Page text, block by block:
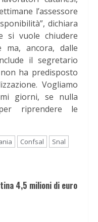
l’assessore
dichiara
si vuole chiudere
ma, ancora, dalle
il segretario
ha predisposto
Vogliamo
giorni, se nulla
riprendere le
Confsal
Snal
4,5 milioni di euro